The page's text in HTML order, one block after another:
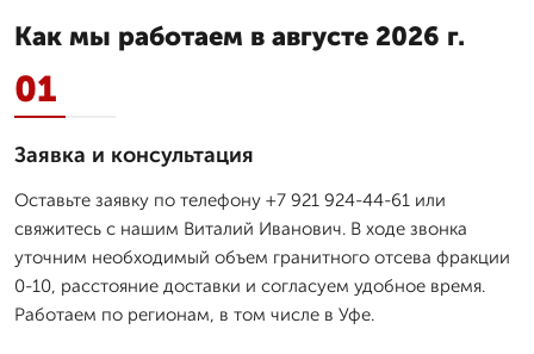
Как мы работаем в августе 2026 г.
01
Заявка и консультация
Оставьте заявку по телефону +7 921 924-44-61 или
свяжитесь с нашим Виталий Иванович. В ходе звонка
уточним необходимый объем гранитного отсева фракции
0-10, расстояние доставки и согласуем удобное время.
Работаем по регионам, в том числе в Уфе.